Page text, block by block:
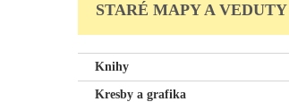
STARÉ MAPY A VEDUTY
Knihy
Kresby a grafika